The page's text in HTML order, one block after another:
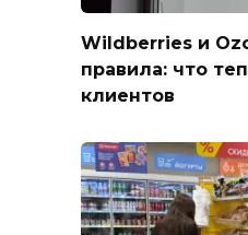
Wildberries и
правила: что
клиентов